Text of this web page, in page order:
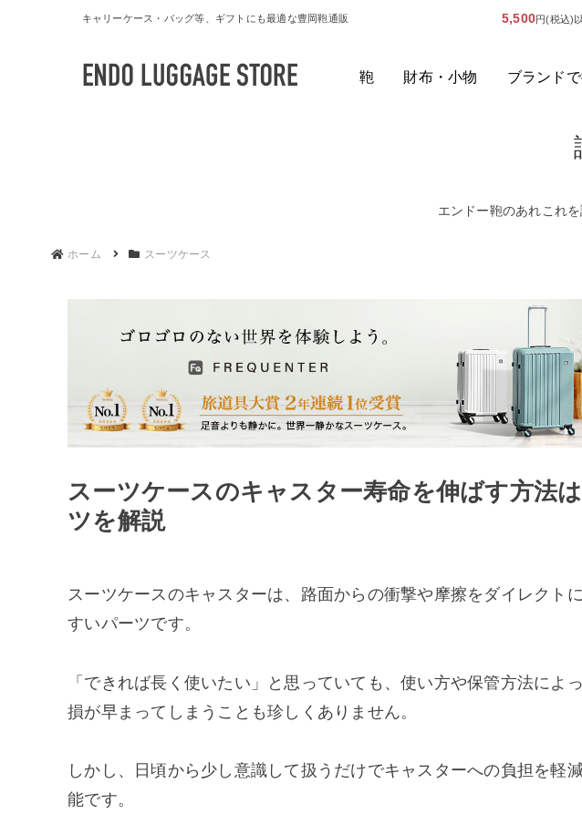
キャリーケース・バッグ等、ギフトにも最適な豊岡鞄通販 5,500円(税込)
鞄 財布・小物 ブランド
エンドー鞄のあれこれ
ホーム スーツケース
スーツケースのキャスター寿命を伸ばす方法
ツを解説
スーツケースのキャスターは、路面からの衝撃や摩擦をダイレクト
すいパーツです。
「できれば長く使いたい」と思っていても、使い方や保管方法によ
損が早まってしまうことも珍しくありません。
しかし、日頃から少し意識して扱うだけでキャスターへの負担を軽
能です。